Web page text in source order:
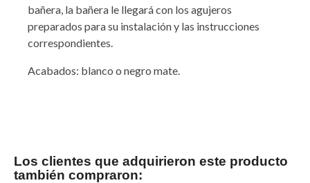
bañera, la bañera le llegará con los agujeros
preparados para su instalación y las instrucciones
correspondientes.
Acabados: blanco o negro mate.
Los clientes que adquirieron este producto
también compraron: